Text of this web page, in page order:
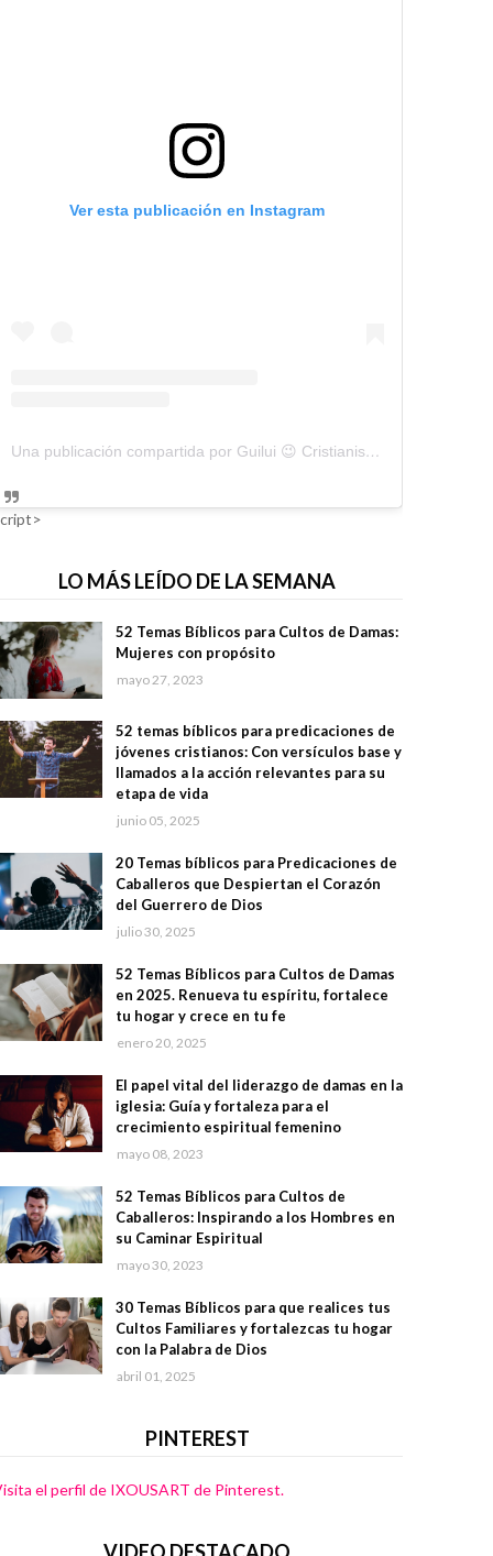
Ver esta publicación en Instagram
Una publicación compartida por Guilui 😉 Cristianismo Viral (@guiluiviral)
LO MÁS LEÍDO DE LA SEMANA
52 Temas Bíblicos para Cultos de Damas:
Mujeres con propósito
mayo 27, 2023
52 temas bíblicos para predicaciones de
jóvenes cristianos: Con versículos base y
llamados a la acción relevantes para su
etapa de vida
junio 05, 2025
20 Temas bíblicos para Predicaciones de
Caballeros que Despiertan el Corazón
del Guerrero de Dios
julio 30, 2025
52 Temas Bíblicos para Cultos de Damas
en 2025. Renueva tu espíritu, fortalece
tu hogar y crece en tu fe
enero 20, 2025
El papel vital del liderazgo de damas en la
iglesia: Guía y fortaleza para el
crecimiento espiritual femenino
mayo 08, 2023
52 Temas Bíblicos para Cultos de
Caballeros: Inspirando a los Hombres en
su Caminar Espiritual
mayo 30, 2023
30 Temas Bíblicos para que realices tus
Cultos Familiares y fortalezcas tu hogar
con la Palabra de Dios
abril 01, 2025
PINTEREST
el perfil de IXOUSART de Pinterest.